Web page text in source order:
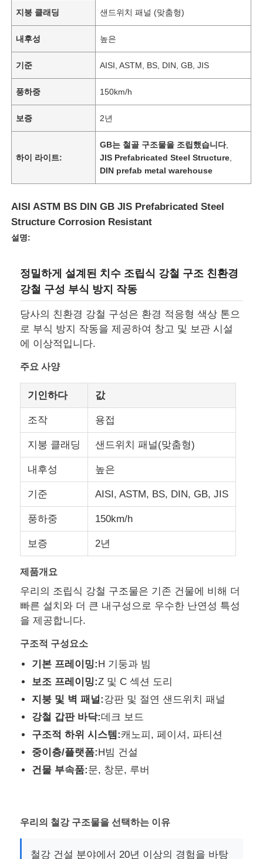
집
제품
우리 에 관한 것
품질 관리
저희와 연락
뉴스
블로그
견적 요청
지붕 클래딩 샌드위치 패널 (맞춤형)
내후성 높은
기준 AISI, ASTM, BS, DIN, GB, JIS
풍하중 150km/h
보증 2년
하이 라이트:
GB는 철골 구조물을 조립했습니다,
JIS Prefabricated Steel Structure
DIN prefab metal warehouse
AISI ASTM BS DIN GB JIS Prefabricated Steel
Structure Corrosion Resistant
설명:
정밀하게 설계된 치수 조립식 강철 구조 친환경
강철 구성 부식 방지 작동
당사의 친환경 강철 구성은 환경 적응형 색상 톤으
로 부식 방지 작동을 제공하여 창고 및 보관 시설
에 이상적입니다.
주요 사양
기인하다 값
조작 용접
지붕 클래딩 샌드위치 패널(맞춤형)
내후성 높은
기준 AISI, ASTM, BS, DIN, GB, JIS
풍하중 150km/h
보증 2년
제품개요
우리의 조립식 강철 구조물은 기존 건물에 비해 더
빠른 설치와 더 큰 내구성으로 우수한 난연성 특성
을 제공합니다.
구조적 구성요소
기본 프레이밍:H 기둥과 빔
보조 프레이밍:Z 및 C 섹션 도리
지붕 및 벽 패널:강판 및 절연 샌드위치 패널
강철 갑판 바닥:데크 보드
구조적 하위 시스템:캐노피, 페이셔, 파티션
중이층/플랫폼:H빔 건설
건물 부속품:문, 창문, 루버
우리의 철강 구조물을 선택하는 이유
철강 건설 분야에서 20년 이상의 경험을 바탕